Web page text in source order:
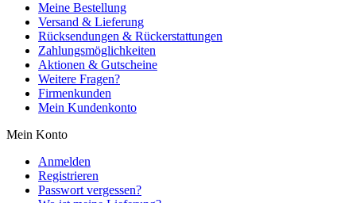
Meine Bestellung
Versand & Lieferung
Rücksendungen & Rückerstattungen
Zahlungsmöglichkeiten
Aktionen & Gutscheine
Weitere Fragen?
Firmenkunden
Mein Kundenkonto
Mein Konto
Anmelden
Registrieren
Passwort vergessen?